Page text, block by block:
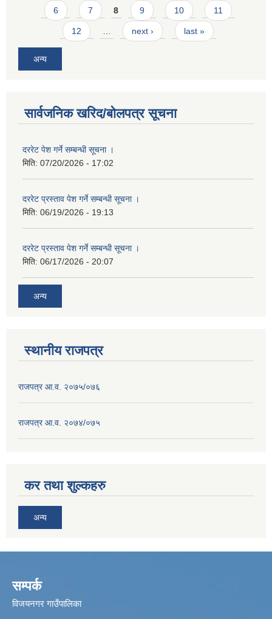
6 7 8 9 10 11
12 next › last »
अन्य
सार्वजनिक खरिद/बोलपत्र सूचना
दररेट पेश गर्ने सम्बन्धी सूचना ।
मिति: 07/20/2026 - 17:02
दररेट प्रस्ताव पेश गर्ने सम्बन्धी सूचना ।
मिति: 06/19/2026 - 19:13
दररेट प्रस्ताव पेश गर्ने सम्बन्धी सूचना ।
मिति: 06/17/2026 - 20:07
अन्य
स्थानीय राजपत्र
राजपत्र आ.व. २०७५/०७६
राजपत्र आ.व. २०७४/०७५
कर तथा शुल्कहरु
अन्य
सम्पर्क
विजयनगर गाउँपालिका